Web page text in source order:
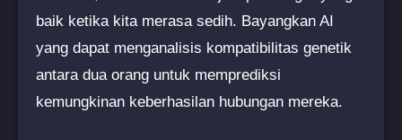
baik ketika kita merasa sedih. Bayangkan AI
yang dapat menganalisis kompatibilitas genetik
antara dua orang untuk memprediksi
kemungkinan keberhasilan hubungan mereka.